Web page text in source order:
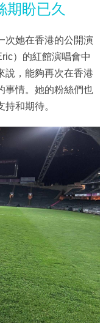
期盼已久
次她在香港的公開演
）的紅館演唱會中
說，能夠再次在香港
事情。她的粉絲們也
和期待。